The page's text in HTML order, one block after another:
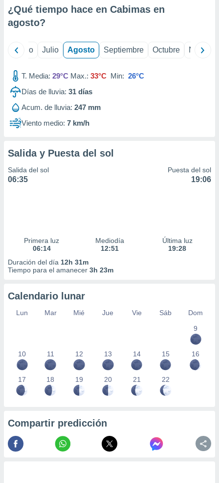
mediante
publicidad
de
1199
¿Qué tiempo hace en Cabimas en
agosto?
Junio Julio Agosto Septiembre Octubre
T. Media: 29°C Max.: 33°C Min: 26°C
Días de lluvia: 31 días
Acum. de lluvia: 247 mm
Viento medio: 7 km/h
Salida y Puesta del sol
Salida del sol
06:35
Puesta del sol
19:06
Primera luz
06:14
Mediodía
12:51
Última luz
19:28
Duración del día 12h 31m
Tiempo para el amanecer 3h 23m
Calendario lunar
Lun Mar Mié Jue Vie Sáb
Dom
9
10 11 12 13 14 15 16
17 18 19 20 21 22
Compartir predicción